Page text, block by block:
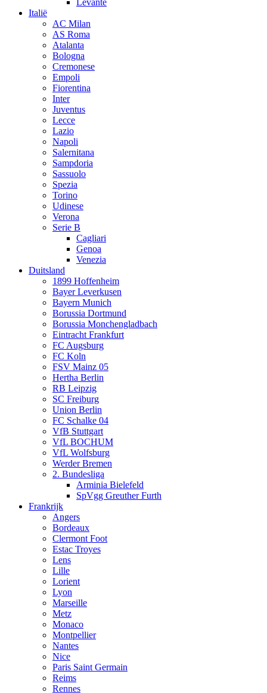
Levante
Italië
AC Milan
AS Roma
Atalanta
Bologna
Cremonese
Empoli
Fiorentina
Inter
Juventus
Lecce
Lazio
Napoli
Salernitana
Sampdoria
Sassuolo
Spezia
Torino
Udinese
Verona
Serie B
Cagliari
Genoa
Venezia
Duitsland
1899 Hoffenheim
Bayer Leverkusen
Bayern Munich
Borussia Dortmund
Borussia Monchengladbach
Eintracht Frankfurt
FC Augsburg
FC Koln
FSV Mainz 05
Hertha Berlin
RB Leipzig
SC Freiburg
Union Berlin
FC Schalke 04
VfB Stuttgart
VfL BOCHUM
VfL Wolfsburg
Werder Bremen
2. Bundesliga
Arminia Bielefeld
SpVgg Greuther Furth
Frankrijk
Angers
Bordeaux
Clermont Foot
Estac Troyes
Lens
Lille
Lorient
Lyon
Marseille
Metz
Monaco
Montpellier
Nantes
Nice
Paris Saint Germain
Reims
Rennes